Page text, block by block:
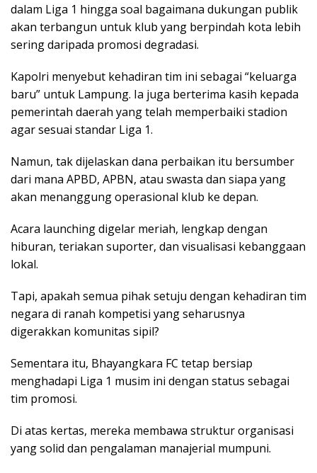
dalam Liga 1 hingga soal bagaimana dukungan publik
akan terbangun untuk klub yang berpindah kota lebih
sering daripada promosi degradasi.
Kapolri menyebut kehadiran tim ini sebagai “keluarga
baru” untuk Lampung. Ia juga berterima kasih kepada
pemerintah daerah yang telah memperbaiki stadion
agar sesuai standar Liga 1.
Namun, tak dijelaskan dana perbaikan itu bersumber
dari mana APBD, APBN, atau swasta dan siapa yang
akan menanggung operasional klub ke depan.
Acara launching digelar meriah, lengkap dengan
hiburan, teriakan suporter, dan visualisasi kebanggaan
lokal.
Tapi, apakah semua pihak setuju dengan kehadiran tim
negara di ranah kompetisi yang seharusnya
digerakkan komunitas sipil?
Sementara itu, Bhayangkara FC tetap bersiap
menghadapi Liga 1 musim ini dengan status sebagai
tim promosi.
Di atas kertas, mereka membawa struktur organisasi
yang solid dan pengalaman manajerial mumpuni.